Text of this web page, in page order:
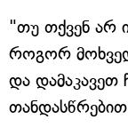
"თუ თქვენ არ
როგორ
და დამაკავეთ